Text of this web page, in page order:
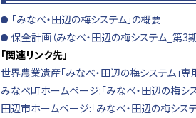
「みなべ・田辺の梅システム」の概要
保全計画（みなべ・田辺の梅システム_第3期
「関連リンク先」
世界農業遺産「みなべ・田辺の梅システム」専
みなべ町ホームページ:「みなべ・田辺の梅シ
田辺市ホームページ:「みなべ・田辺の梅シス